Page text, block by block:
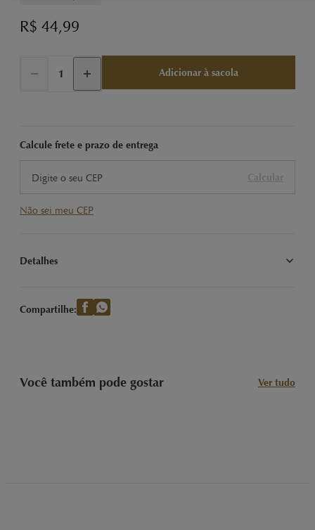
R$ 44,99
Adicionar à sacola
Calcule frete e prazo de entrega
Calcular
Não sei meu CEP
Detalhes
Chocolate amargo com um toque de flor de sal, uma
Compartilhe:
Você também pode gostar Ver tudo